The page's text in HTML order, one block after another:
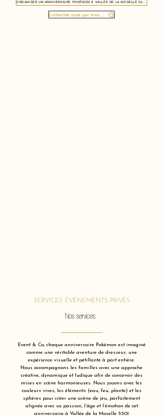
SERVICES ÉVÈNEMENTS PRIVÉS
Nos services
Event & Co, chaque anniversaire Pokémon est imaginé
comme une véritable aventure de dresseur, une
expérience visuelle et pétillante à part entière.
Nous accompagnons les familles avec une approche
créative, dynamique et ludique afin de concevoir des
mises en scène harmonieuses. Nous jouons avec les
couleurs vives, les éléments (eau, feu, plante) et les
sphères pour créer une arène de jeu, parfaitement
alignée avec sa passion, l’âge et l’émotion de cet
anniversaire à Vallée de la Moselle 5501